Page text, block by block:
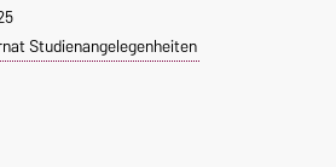
Studienangelegenheiten